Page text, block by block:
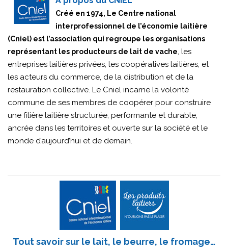
Créé en 1974, Le Centre national
interprofessionnel de l’économie laitière
(Cniel) est l’association qui regroupe les organisations
représentant les producteurs de lait de vache, les
entreprises laitières privées, les coopératives laitières, et
les acteurs du commerce, de la distribution et de la
restauration collective. Le Cniel incarne la volonté
commune de ses membres de coopérer pour construire
une filière laitière structurée, performante et durable,
ancrée dans les territoires et ouverte sur la société et le
monde d’aujourd’hui et de demain.
Tout savoir sur le lait, le beurre, le fromage…